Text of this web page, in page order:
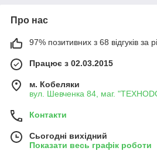
Про нас
97% позитивних з 68 відгуків за
Працює з 02.03.2015
м. Кобеляки
вул. Шевченка 84, маг.
Контакти
Сьогодні вихідний
Показати весь графік роботи